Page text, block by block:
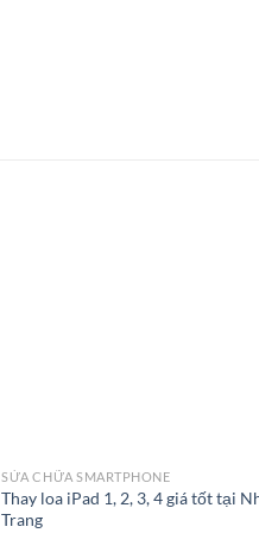
SỬA CHỮA SMARTPHONE
Thay loa iPad 1, 2, 3, 4 giá tốt tại
Trang